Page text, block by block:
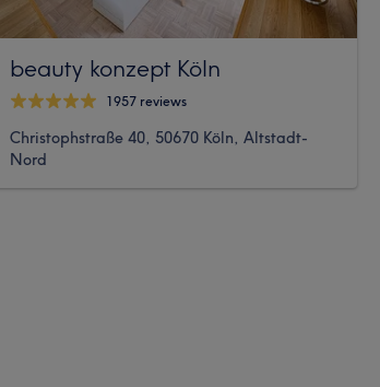
beauty konzept Köln
1957 reviews
Christophstraße 40, 50670 Köln, Altstadt-
Nord